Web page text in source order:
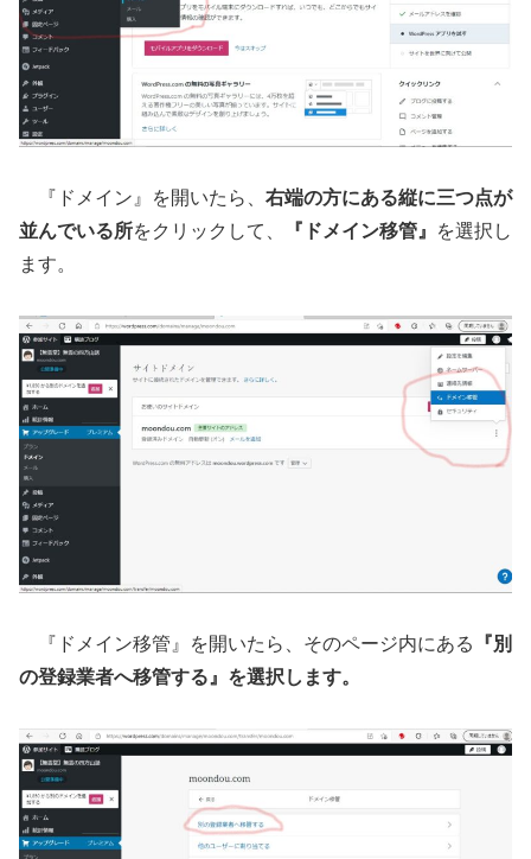
『ドメイン』を開いたら、 右端の方にある縦に三つ点が
並んでいる所をクリックして、 『ドメイン移管』
を選択し
ます。
『ドメイン移管』を開いたら、そのページ内にある
『別
の登録業者へ移管する』を選択します。